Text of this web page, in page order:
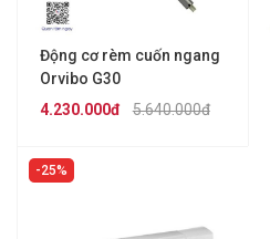
Động cơ rèm cuốn ngang
Orvibo G30
5.640.000đ
4.230.000đ
25%